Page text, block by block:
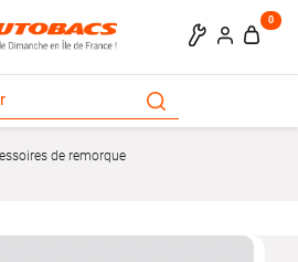
0
de remorque